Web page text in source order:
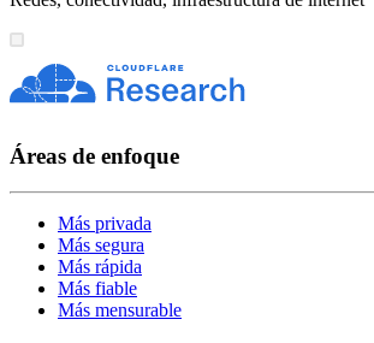
Áreas de enfoque
Más privada
Más segura
Más rápida
Más fiable
Más mensurable